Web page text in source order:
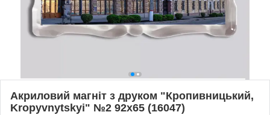
Акриловий магніт з друком "Кропивницький,
Kropyvnytskyi" №2 92x65 (16047)